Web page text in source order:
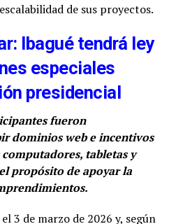
de sus proyectos.
Ibagué tendrá ley
especiales
presidencial
fueron
dominios web e incentivos
tabletas y
propósito de apoyar la
3 de marzo de 2026 y, según